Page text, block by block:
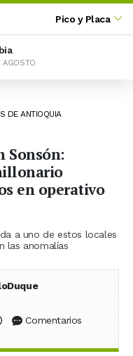
Pico y Placa
AGOSTO
DE ANTIOQUIA
Sonsón:
en operativo
a uno de estos locales
las anomalías
en Facebook
en X (Twitter)
Compartir en WhatsApp
Comentarios